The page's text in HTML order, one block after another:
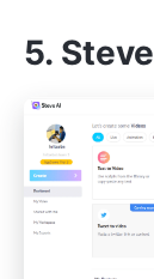
5. Steve